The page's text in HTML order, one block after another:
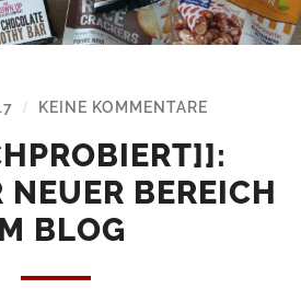
/ KEINE KOMMENTARE
NEUER BEREICH
BLOG